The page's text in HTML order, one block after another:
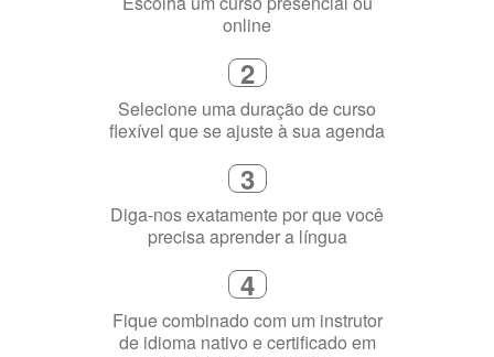
1
Escolha um curso presencial ou
online
2
Selecione uma duração de curso
flexível que se ajuste à sua agenda
3
Diga-nos exatamente por que você
precisa aprender a língua
4